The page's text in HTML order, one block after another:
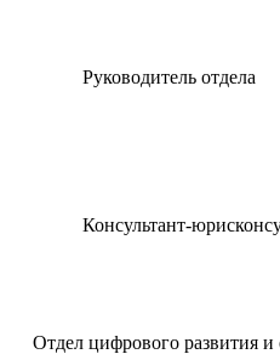
Руководитель отдела
Консультант-
Отдел цифрового развития